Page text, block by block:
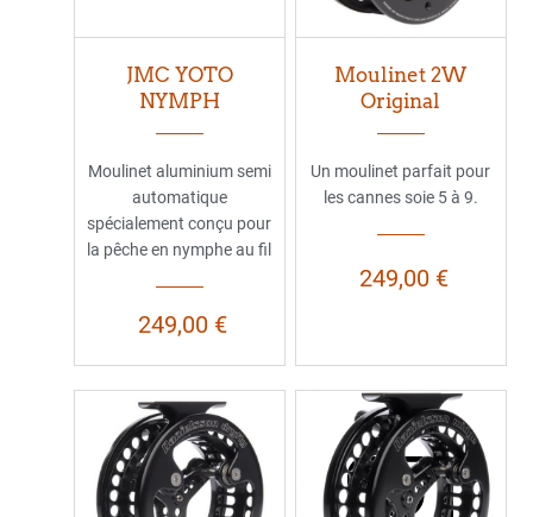
JMC YOTO
NYMPH
Moulinet aluminium semi
automatique
spécialement conçu pour
la pêche en nymphe au fil
249,00 €
Moulinet 2W
Original
Un moulinet parfait pour
les cannes soie 5 à 9.
249,00 €